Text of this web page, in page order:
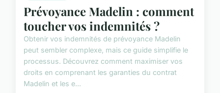
Prévoyance Madelin : comment
toucher vos indemnités ?
Obtenir vos indemnités de prévoyance Madelin
peut sembler complexe, mais ce guide simplifie le
processus. Découvrez comment maximiser vos
droits en comprenant les garanties du contrat
Madelin et les e...